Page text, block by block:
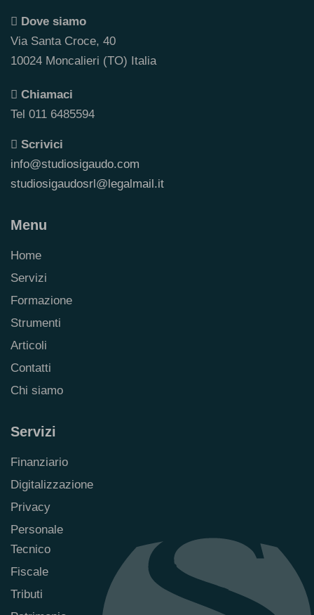
Dove siamo
Via Santa Croce, 40
10024 Moncalieri (TO) Italia
Chiamaci
Tel 011 6485594
Scrivici
info@studiosigaudo.com
studiosigaudosrl@legalmail.it
Menu
Home
Servizi
Formazione
Strumenti
Articoli
Contatti
Chi siamo
Servizi
Finanziario
Digitalizzazione
Privacy
Personale
Tecnico
Fiscale
Tributi